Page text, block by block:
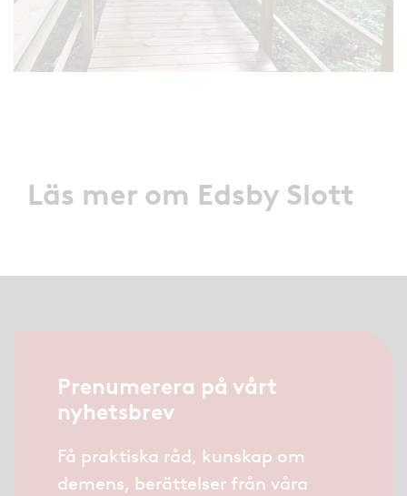
Läs mer om Edsby Slott
Prenumerera på vårt
nyhetsbrev
Få praktiska råd, kunskap om
demens, berättelser från våra